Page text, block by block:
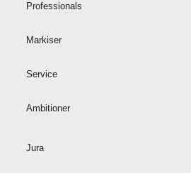
Professionals
Markiser
Service
Ambitioner
Jura